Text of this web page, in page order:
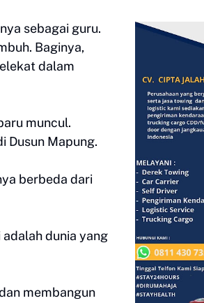
sebagai guru.
Baginya,
dalam
muncul.
Dusun Mapung.
berbeda dari
dunia yang
membangun